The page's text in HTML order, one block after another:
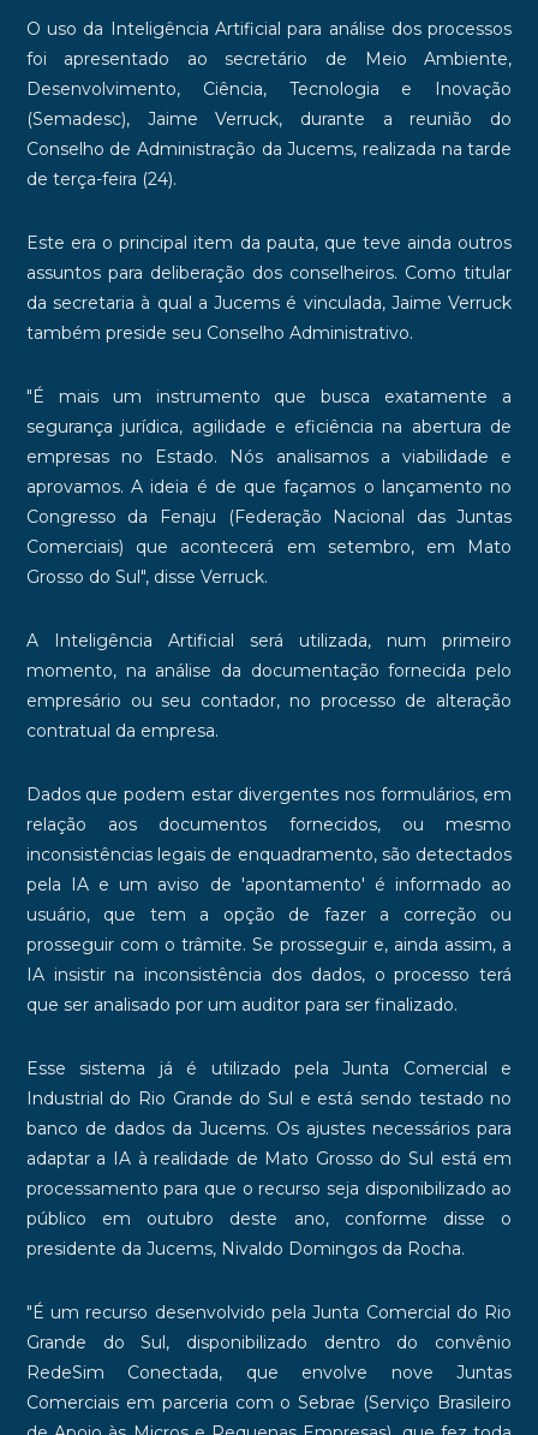
O uso da Inteligência Artificial para análise dos processos
foi apresentado ao secretário de Meio Ambiente,
Desenvolvimento, Ciência, Tecnologia e Inovação
(Semadesc), Jaime Verruck, durante a reunião do
Conselho de Administração da Jucems, realizada na tarde
de terça-feira (24).
Este era o principal item da pauta, que teve ainda outros
assuntos para deliberação dos conselheiros. Como titular
da secretaria à qual a Jucems é vinculada, Jaime Verruck
também preside seu Conselho Administrativo.
"É mais um instrumento que busca exatamente a
segurança jurídica, agilidade e eficiência na abertura de
empresas no Estado. Nós analisamos a viabilidade e
aprovamos. A ideia é de que façamos o lançamento no
Congresso da Fenaju (Federação Nacional das Juntas
Comerciais) que acontecerá em setembro, em Mato
Grosso do Sul", disse Verruck.
A Inteligência Artificial será utilizada, num primeiro
momento, na análise da documentação fornecida pelo
empresário ou seu contador, no processo de alteração
contratual da empresa.
Dados que podem estar divergentes nos formulários, em
relação aos documentos fornecidos, ou mesmo
inconsistências legais de enquadramento, são detectados
pela IA e um aviso de 'apontamento' é informado ao
usuário, que tem a opção de fazer a correção ou
prosseguir com o trâmite. Se prosseguir e, ainda assim, a
IA insistir na inconsistência dos dados, o processo terá
que ser analisado por um auditor para ser finalizado.
Esse sistema já é utilizado pela Junta Comercial e
Industrial do Rio Grande do Sul e está sendo testado no
banco de dados da Jucems. Os ajustes necessários para
adaptar a IA à realidade de Mato Grosso do Sul está em
processamento para que o recurso seja disponibilizado ao
público em outubro deste ano, conforme disse o
presidente da Jucems, Nivaldo Domingos da Rocha.
"É um recurso desenvolvido pela Junta Comercial do Rio
Grande do Sul, disponibilizado dentro do convênio
RedeSim Conectada, que envolve nove Juntas
Comerciais em parceria com o Sebrae (Serviço Brasileiro